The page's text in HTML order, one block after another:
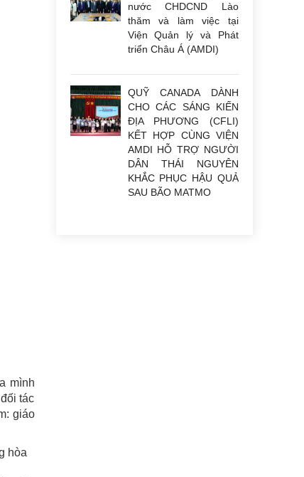
mình
tác
giáo
hòa
nước CHDCND Lào
thăm và làm việc tại
Viện Quản lý và Phát
triển Châu Á (AMDI)
QUỸ CANADA DÀNH
CHO CÁC SÁNG KIẾN
ĐỊA PHƯƠNG (CFLI)
KẾT HỢP CÙNG VIỆN
AMDI HỖ TRỢ NGƯỜI
DÂN THÁI NGUYÊN
KHẮC PHỤC HẬU QUẢ
SAU BÃO MATMO